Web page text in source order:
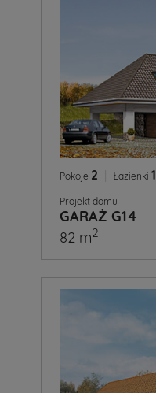
Pokoje 2 Łazienki 1
Projekt domu
GARAŻ G14
82 m2